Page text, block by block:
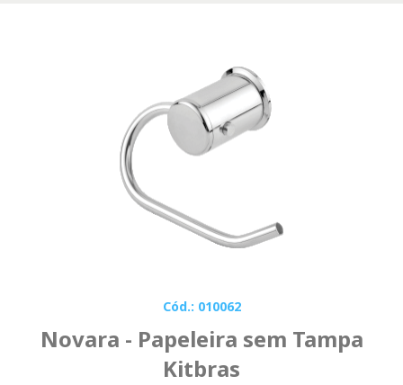
Cód.: 010062
Novara - Papeleira sem Tampa
Kitbras